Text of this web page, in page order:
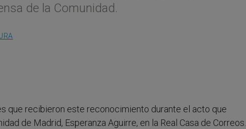
de la Comunidad.
que recibieron este reconocimiento durante el acto que
de Madrid, Esperanza Aguirre, en la Real Casa de Correos.